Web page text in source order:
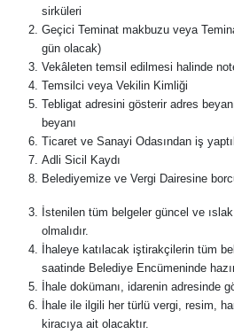
sirküleri
Geçici Teminat makbuzu veya
gün olacak)
Vekâleten temsil edilmesi halinde
Temsilci veya Vekilin Kimliği
Tebligat adresini gösterir adres
beyanı
Ticaret ve Sanayi Odasından iş
Adli Sicil Kaydı
Belediyemize ve Vergi Dairesine
İstenilen tüm belgeler güncel ve
olmalıdır.
İhaleye katılacak iştirakçilerin tüm
saatinde Belediye Encümeninde
İhale dokümanı, idarenin adresinde
İhale ile ilgili her türlü vergi, resim,
kiracıya ait olacaktır.
Teknoloji
Türkiye
Yerel
İletişim